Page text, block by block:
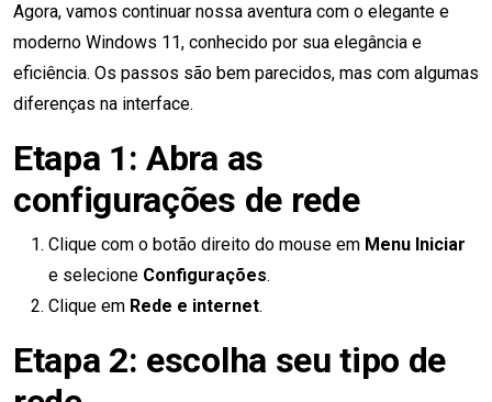
Agora, vamos continuar nossa aventura com o elegante e
moderno Windows 11, conhecido por sua elegância e
eficiência. Os passos são bem parecidos, mas com algumas
diferenças na interface.
Etapa 1: Abra as
configurações de rede
Clique com o botão direito do mouse em Menu Iniciar
e selecione Configurações.
Clique em Rede e internet.
Etapa 2: escolha seu tipo de